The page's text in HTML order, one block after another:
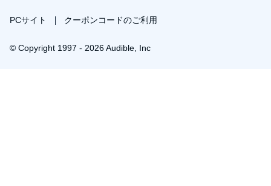
PCサイト クーポンコードのご利用
© Copyright 1997 - 2026 Audible, Inc